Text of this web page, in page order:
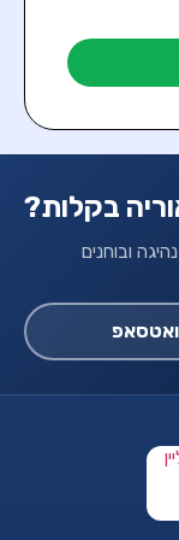
בקלות?
ובוחנים